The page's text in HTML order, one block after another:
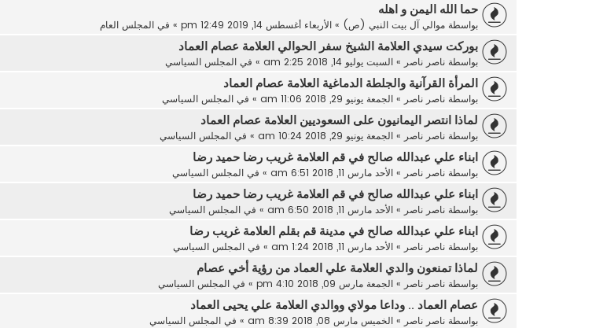
حما الله اليمن و اهله
بواسطة موالي آل بيت النبي (ص) » الأربعاء أغسطس 14, 2019 12:49 pm » في المجلس العام
بوركت سيدي العلامة الشيخ سفر الحوالي العلامة عصام العماد
بواسطة ناصر ناصر » السبت يوليو 14, 2018 2:25 am » في المجلس السياسي
المرأة القرآنية والجلطة الدماغية العلامة عصام العماد
بواسطة ناصر ناصر » الجمعة يونيو 29, 2018 11:06 am » في المجلس السياسي
لماذا انتصر اليمانيون على السعوديين العلامة عصام العماد
بواسطة ناصر ناصر » الجمعة يونيو 29, 2018 10:24 am » في المجلس السياسي
ابناء علي عبدالله صالح في قم العلامة غريب رضا حميد رضا
بواسطة ناصر ناصر » الأحد مارس 11, 2018 6:51 am » في المجلس السياسي
ابناء علي عبدالله صالح في قم العلامة غريب رضا حميد رضا
بواسطة ناصر ناصر » الأحد مارس 11, 2018 6:50 am » في المجلس السياسي
ابناء علي عبدالله صالح في مدينة قم بقلم العلامة غريب رضا
بواسطة ناصر ناصر » الأحد مارس 11, 2018 1:24 am » في المجلس السياسي
لماذا تمنعون والدي العلامة علي العماد من رؤية أخي عصام
بواسطة ناصر ناصر » الجمعة مارس 09, 2018 4:10 pm » في المجلس السياسي
عصام العماد .. وداعا مولاي ووالدي العلامة علي يحيى العماد
بواسطة ناصر ناصر » الخميس مارس 08, 2018 8:39 am » في المجلس السياسي